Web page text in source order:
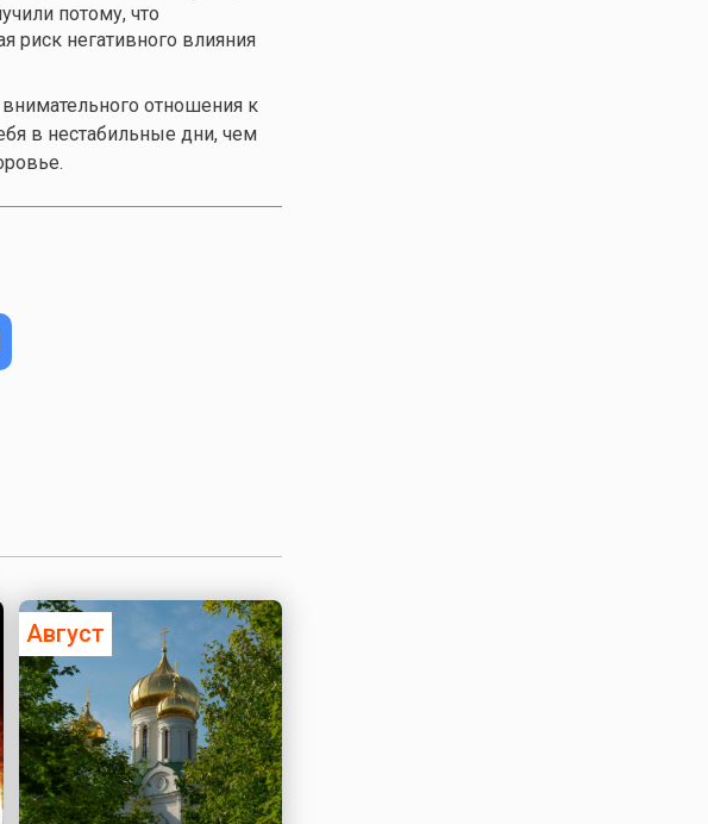
потому, что
риск негативного влияния
отношения к
в нестабильные дни, чем
Август